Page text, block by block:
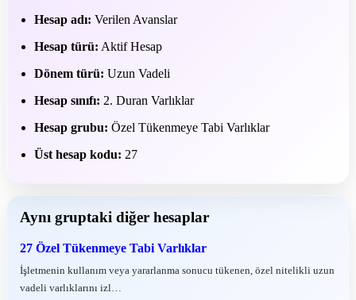
Hesap adı: Verilen Avanslar
Hesap türü: Aktif Hesap
Dönem türü: Uzun Vadeli
Hesap sınıfı: 2. Duran Varlıklar
Hesap grubu: Özel Tükenmeye Tabi Varlıklar
Üst hesap kodu: 27
Aynı gruptaki diğer hesaplar
27 Özel Tükenmeye Tabi Varlıklar
İşletmenin kullanım veya yararlanma sonucu tükenen, özel nitelikli uzun
vadeli varlıklarını izl…